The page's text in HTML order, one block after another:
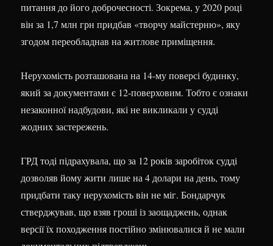
питання до його доброчесності. Зокрема, у 2020 році
він за 1,7 млн грн придбав «творчу майстерню», яку
згодом переобладнав на житлове приміщення.
Нерухомість розташована на 14-му поверсі будинку,
який за документами є 12-поверховим. Тобто є ознаки
незаконної надбудови, які не викликали у судді
жодних застережень.
ГРД тоді підрахувала, що за 12 років заробіток судді
дозволяв йому жити лише на 4 долари на день, тому
придбати таку нерухомість він не міг. Бондарчук
стверджував, що взяв гроші із заощаджень, однак
версії їх походження постійно змінювалися й не мали